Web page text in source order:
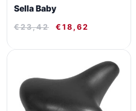
Sella Baby
€23,42 € 18,62
ORIGINALE
ERA:
PREZZO
ATTUALE
È:
€23,08.